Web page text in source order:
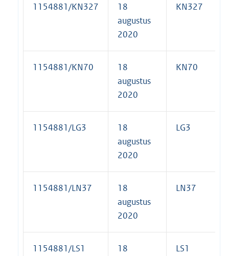
1154881/KN327
18
augustus
2020
KN327
1154881/KN70
18
augustus
2020
KN70
1154881/LG3
18
augustus
2020
LG3
1154881/LN37
18
augustus
2020
LN37
1154881/LS1
18
LS1